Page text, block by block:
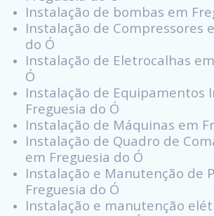
Instalação de bombas em
Instalação de Compressores
do Ó
Instalação de Eletrocalhas
Ó
Instalação de Equipamentos
Freguesia do Ó
Instalação de Máquinas em
Instalação de Quadro de
em Freguesia do Ó
Instalação e Manutenção de
Freguesia do Ó
Instalação e manutenção